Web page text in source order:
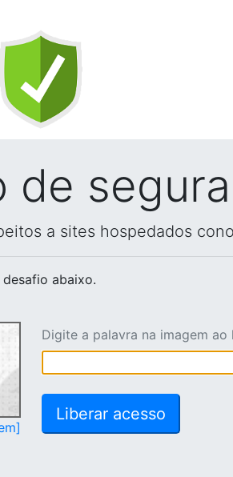
de
a sites hospedados
abaixo.
Digite a palavra na imagem